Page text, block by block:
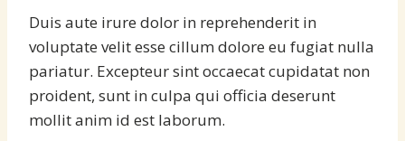
Duis aute irure dolor in reprehenderit in
voluptate velit esse cillum dolore eu fugiat nulla
pariatur. Excepteur sint occaecat cupidatat non
proident, sunt in culpa qui officia deserunt
mollit anim id est laborum.